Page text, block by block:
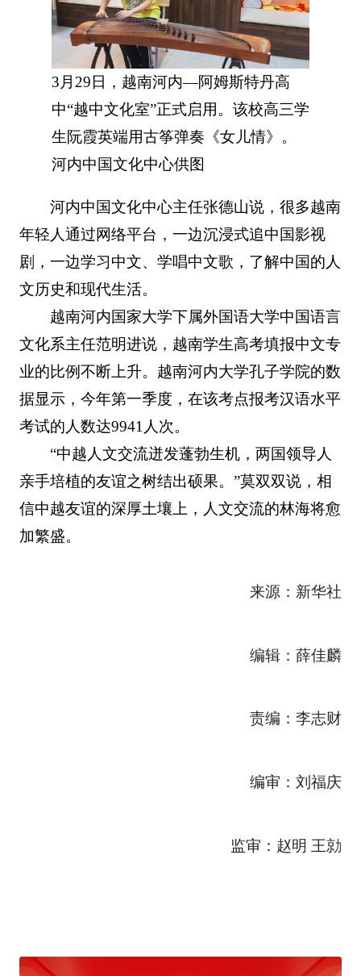
3月29日，越南河内—阿姆斯特丹高
中“越中文化室”正式启用。该校高三学
生阮霞英端用古筝弹奏《女儿情》。
河内中国文化中心供图
河内中国文化中心主任张德山说，很多越南
年轻人通过网络平台，一边沉浸式追中国影视
剧，一边学习中文、学唱中文歌，了解中国的人
文历史和现代生活。
越南河内国家大学下属外国语大学中国语言
文化系主任范明进说，越南学生高考填报中文专
业的比例不断上升。越南河内大学孔子学院的数
据显示，今年第一季度，在该考点报考汉语水平
考试的人数达9941人次。
“中越人文交流迸发蓬勃生机，两国领导人
亲手培植的友谊之树结出硕果。”莫双双说，相
信中越友谊的深厚土壤上，人文交流的林海将愈
加繁盛。
来源：新华社
编辑：薛佳麟
责编：李志财
编审：刘福庆
监审：赵明 王勍